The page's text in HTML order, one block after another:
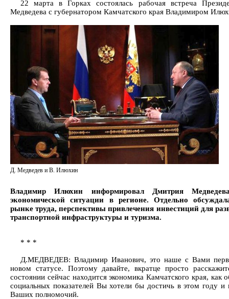
22 марта в Горках состоялась рабочая встреча
Медведева с губернатором Камчатского края Владимиром
Д. Медведев и В. Илюхин
Владимир Илюхин информировал Дмитрия
экономической ситуации в регионе. Отдельно
рынке труда, перспективы привлечения инвестиций для
транспортной инфраструктуры и туризма.
* * *
Д.МЕДВЕДЕВ: Владимир Иванович, это наше с Вами
новом статусе. Поэтому давайте, вкратце просто
состоянии сейчас находится экономика Камчатского края, как
социальных показателей Вы хотели бы достичь в этом году и
Ваших полномочий.